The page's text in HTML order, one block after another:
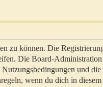
zu können. Die
Die Board-
und
wenn du dich in